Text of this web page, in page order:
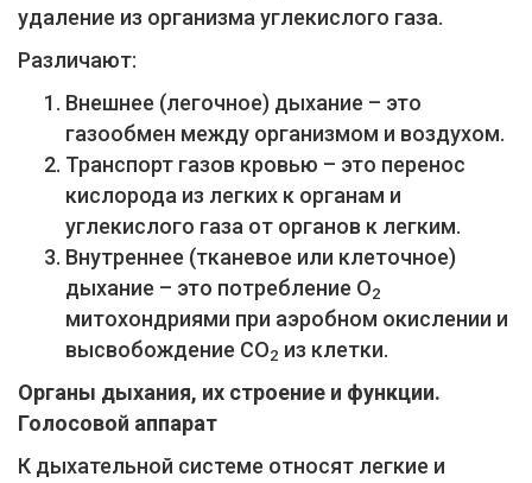
удаление из организма углекислого газа.
Различают:
Внешнее (легочное) дыхание – это
газообмен между организмом и воздухом.
Транспорт газов кровью – это перенос
кислорода из легких к органам и
углекислого газа от органов к легким.
Внутреннее (тканевое или клеточное)
дыхание – это потребление О2
митохондриями при аэробном окислении и
высвобождение СО2 из клетки.
Органы дыхания, их строение и функции.
Голосовой аппарат
К дыхательной системе относят легкие и